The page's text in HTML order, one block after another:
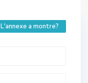
L'annexe a montre?